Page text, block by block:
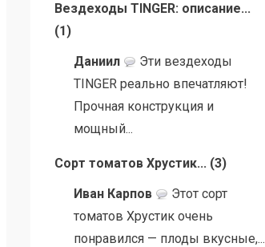
Вездеходы TINGER: описание...
(1)
Даниил
Эти вездеходы
TINGER реально впечатляют!
Прочная конструкция и
мощный...
Сорт томатов Хрустик... (3)
Иван Карпов
Этот сорт
томатов Хрустик очень
понравился — плоды вкусные,...